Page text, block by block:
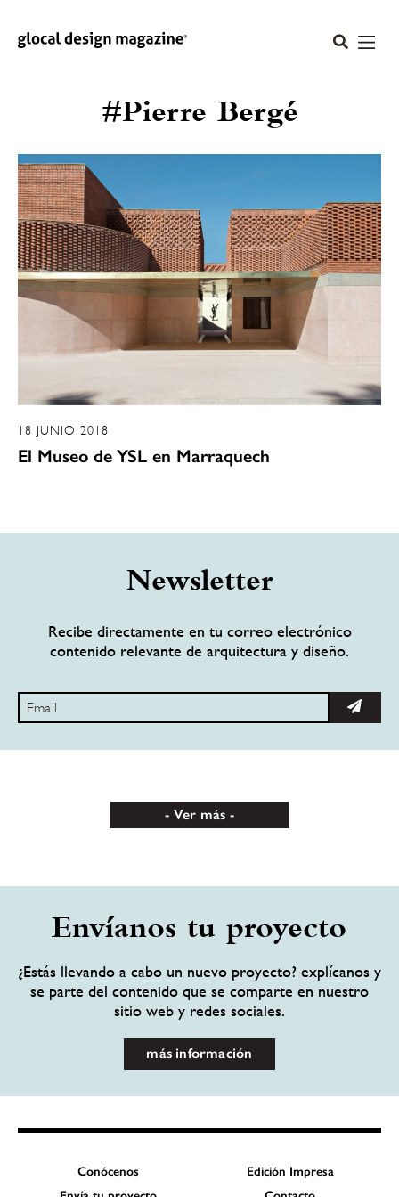
#Pierre Bergé
18 JUNIO 2018
El Museo de YSL en Marraquech
Newsletter
Recibe directamente en tu correo electrónico
contenido relevante de arquitectura y diseño.
Ver más
Envíanos tu proyecto
¿Estás llevando a cabo un nuevo proyecto? explícanos y
se parte del contenido que se comparte en nuestro
sitio web y redes sociales.
más información
Conócenos
Edición Impresa